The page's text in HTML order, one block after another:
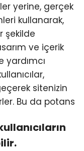
yerine, gerçek
kullanarak,
şekilde
ve içerik
sitenizin
Bu da potans